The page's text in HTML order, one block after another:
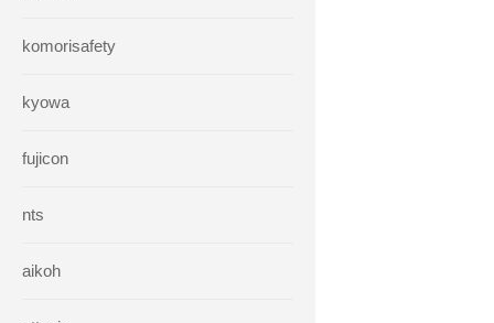
komorisafety
kyowa
fujicon
nts
aikoh